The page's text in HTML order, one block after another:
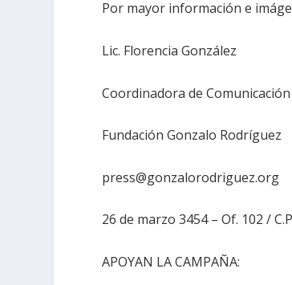
Por mayor información e
Lic. Florencia González
Coordinadora de
Fundación Gonzalo Rodríguez
press@gonzalorodriguez.org
26 de marzo 3454 – Of. 102 /
APOYAN LA CAMPAÑA: